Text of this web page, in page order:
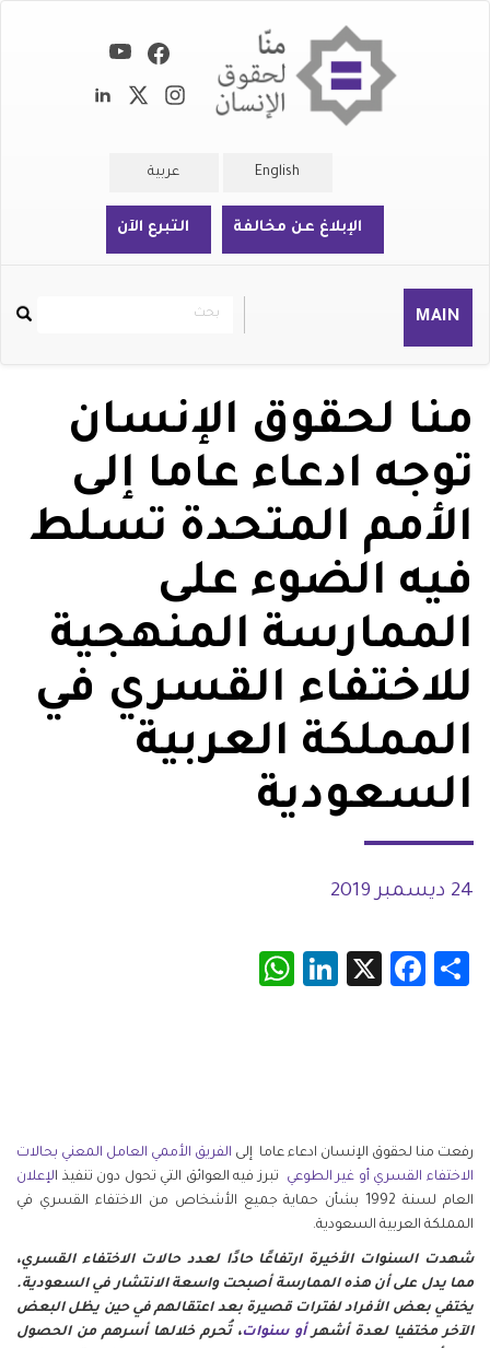
English عربية
الإبلاغ عن مخالفة التبرع الآن
MAIN
Rechercher
بحث
منا لحقوق الإنسان
توجه ادعاء عاما إلى
الأمم المتحدة تسلط
فيه الضوء على
الممارسة المنهجية
للاختفاء القسري في
المملكة العربية
السعودية
24 ديسمبر 2019
Share
Facebook
X
LinkedIn
رفعت منا لحقوق الإنسان ادعاء عاما إلى الفريق الأممي العامل المعني بحالات
الاختفاء القسري أو غير الطوعي
تبرز فيه العوائق التي تحول دون تنفيذ الإعلان
العام لسنة 1992 بشأن حماية جميع الأشخاص من الاختفاء القسري في
المملكة العربية السعودية.
شهدت السنوات الأخيرة ارتفاعًا حادًا لعدد حالات الاختفاء القسري،
مما يدل على أن هذه الممارسة أصبحت واسعة الانتشار في السعودية.
يختفي بعض الأفراد لفترات قصيرة بعد اعتقالهم في حين يظل البعض
الآخر مختفيا لعدة أشهرأو سنوات، تُحرم خلالها أسرهم من الحصول